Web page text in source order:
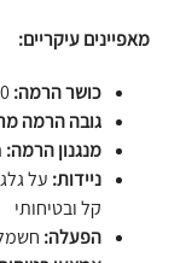
מאפיינים עיקריים:
כושר הרמה:
גובה הרמה
מנגנון הרמה:
ניידות: על
קל ובטיחותי
הפעלה: